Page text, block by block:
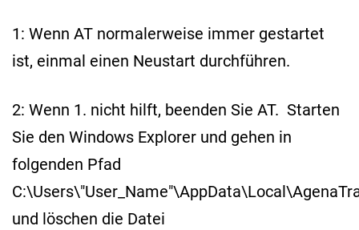
1: Wenn AT normalerweise immer gestartet
ist, einmal einen Neustart durchführen.
2: Wenn 1. nicht hilft, beenden Sie AT. Starten
Sie den Windows Explorer und gehen in
folgenden Pfad
und löschen die Datei